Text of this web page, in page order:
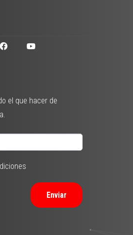
el que hacer de
Enviar